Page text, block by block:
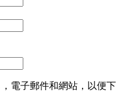
電子郵件和網站，以便下